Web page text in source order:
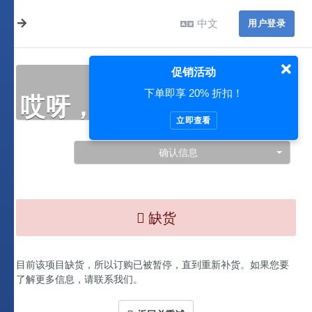
中文 用户登录
哎呀，此处出现了问题…
确认信息
缺货
目前该项目缺货，所以订购已被暂停，直到重新补货。如果您要
了解更多信息，请联系我们。
促销活动
下单即享 20% 折扣！
立即查看